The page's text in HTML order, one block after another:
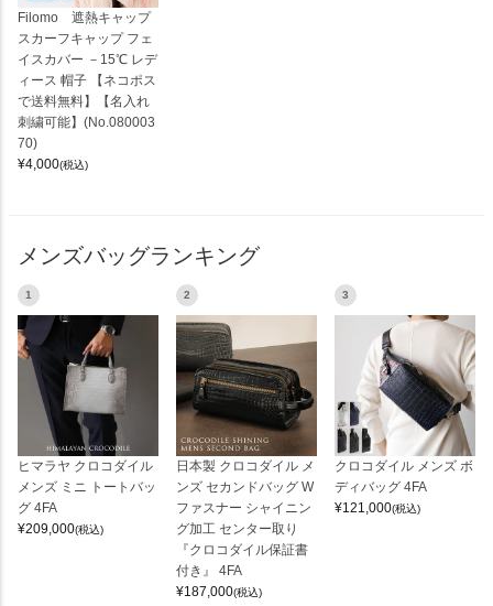
Filomo 遮熱キャップ
スカーフキャップ フェ
イスカバー －15℃ レデ
ィース 帽子 【ネコポス
で送料無料】【名入れ
刺繍可能】(No.080003
70)
¥4,000(税込)
メンズバッグランキング
1
ヒマラヤ クロコダイル
メンズ ミニ トートバッ
グ 4FA
¥209,000(税込)
2
日本製 クロコダイル メ
ンズ セカンドバッグ W
ファスナー シャイニン
グ加工 センター取り
『クロコダイル保証書
付き』 4FA
¥187,000(税込)
3
クロコダイル メンズ ボ
ディバッグ 4FA
¥121,000(税込)